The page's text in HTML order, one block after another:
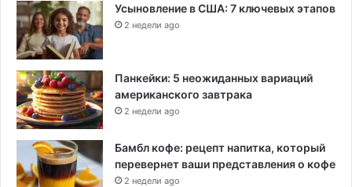
Усыновление в США: 7 ключевых этапов
2 недели ago
Панкейки: 5 неожиданных вариаций
американского завтрака
2 недели ago
Бамбл кофе: рецепт напитка, который
перевернет ваши представления о кофе
2 недели ago